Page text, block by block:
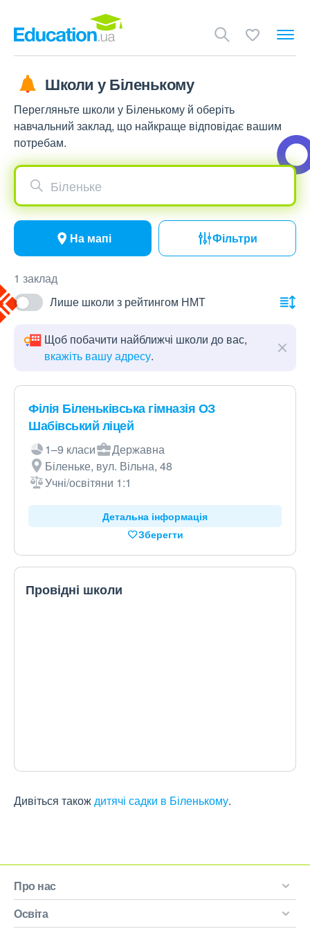
Школи у Біленькому
Перегляньте школи у Біленькому й оберіть
навчальний заклад, що найкраще відповідає вашим
потребам.
Біленьке
На мапі Фільтри
1 заклад
Лише школи з рейтингом НМТ
Щоб побачити найближчі школи до вас,
вкажіть вашу адресу.
Філія Біленьківська гімназія ОЗ
Шабівський ліцей
1–9 класи
Державна
Біленьке, вул. Вільна, 48
Учні/освітяни 1:1
Детальна інформація
Зберегти
Провідні школи
Дивіться такождитячі садки в Біленькому.
Про нас
Освіта